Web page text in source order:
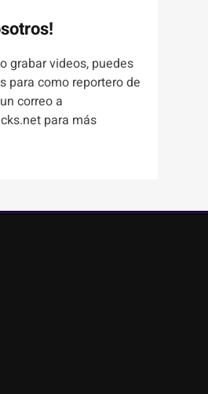
grabar videos, puedes
para como reportero de
correo a
para más